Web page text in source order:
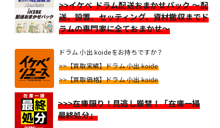
>>イケベ ドラム配送おまかせパック ～配
送、設置、セッティング、資材撤収までド
ラムの専門家に全ておまかせ～
ドラム 小出 koideをお持ちですか？
>>【買取実績】ドラム 小出 koide
>>【買取価格】ドラム 小出 koide
>>>在庫限り！見逃し厳禁！「在庫一掃
最終処分」